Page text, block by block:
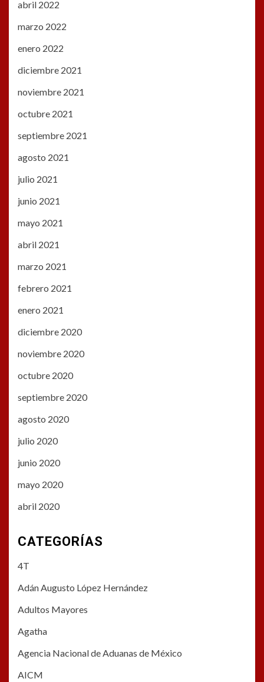
abril 2022
marzo 2022
enero 2022
diciembre 2021
noviembre 2021
octubre 2021
septiembre 2021
agosto 2021
julio 2021
junio 2021
mayo 2021
abril 2021
marzo 2021
febrero 2021
enero 2021
diciembre 2020
noviembre 2020
octubre 2020
septiembre 2020
agosto 2020
julio 2020
junio 2020
mayo 2020
abril 2020
CATEGORÍAS
4T
Adán Augusto López Hernández
Adultos Mayores
Agatha
Agencia Nacional de Aduanas de México
AICM